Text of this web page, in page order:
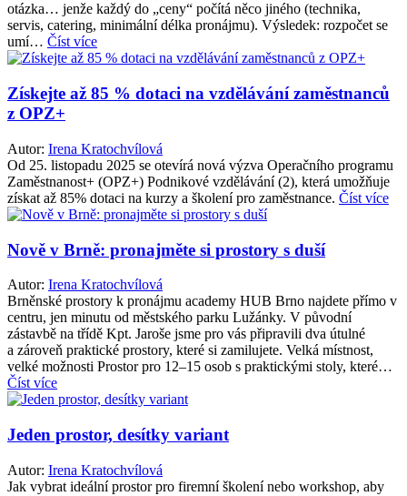
otázka… jenže každý do „ceny“ počítá něco jiného (technika,
servis, catering, minimální délka pronájmu). Výsledek: rozpočet se
umí… Číst více
Získejte až 85 % dotaci na vzdělávání zaměstnanců
z OPZ+
Autor: Irena Kratochvílová
Od 25. listopadu 2025 se otevírá nová výzva Operačního programu
Zaměstnanost+ (OPZ+) Podnikové vzdělávání (2), která umožňuje
získat až 85% dotaci na kurzy a školení pro zaměstnance. Číst více
Nově v Brně: pronajměte si prostory s duší
Autor: Irena Kratochvílová
Brněnské prostory k pronájmu academy HUB Brno najdete přímo v
centru, jen minutu od městského parku Lužánky. V původní
zástavbě na třídě Kpt. Jaroše jsme pro vás připravili dva útulné
a zároveň praktické prostory, které si zamilujete. Velká místnost,
velké možnosti Prostor pro 12–15 osob s praktickými stoly, které…
Číst více
Jeden prostor, desítky variant
Autor: Irena Kratochvílová
Jak vybrat ideální prostor pro firemní školení nebo workshop, aby